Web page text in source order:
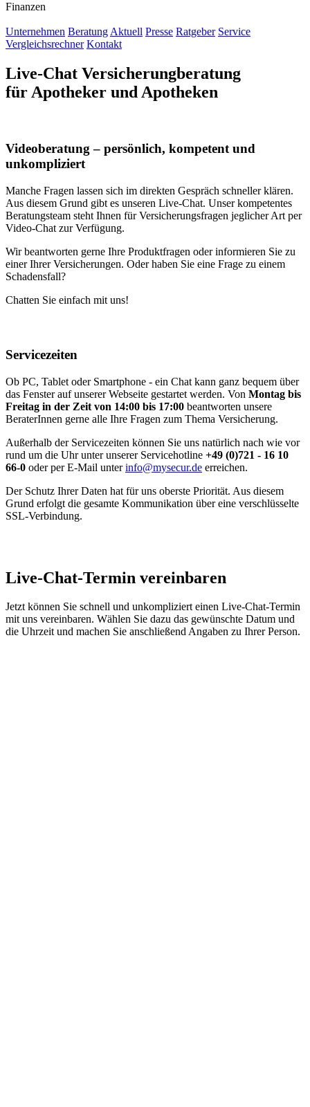
Finanzen
Unternehmen Beratung Aktuell Presse Ratgeber Service
Vergleichsrechner Kontakt
Live-Chat Versicherungberatung
für Apotheker und Apotheken
Videoberatung – persönlich, kompetent und
unkompliziert
Manche Fragen lassen sich im direkten Gespräch schneller klären.
Aus diesem Grund gibt es unseren Live-Chat. Unser kompetentes
Beratungsteam steht Ihnen für Versicherungsfragen jeglicher Art per
Video-Chat zur Verfügung.
Wir beantworten gerne Ihre Produktfragen oder informieren Sie zu
einer Ihrer Versicherungen. Oder haben Sie eine Frage zu einem
Schadensfall?
Chatten Sie einfach mit uns!
Servicezeiten
Ob PC, Tablet oder Smartphone - ein Chat kann ganz bequem über
das Fenster auf unserer Webseite gestartet werden. Von Montag bis
Freitag in der Zeit von 14:00 bis 17:00 beantworten unsere
BeraterInnen gerne alle Ihre Fragen zum Thema Versicherung.
Außerhalb der Servicezeiten können Sie uns natürlich nach wie vor
rund um die Uhr unter unserer Servicehotline +49 (0)721 - 16 10
66-0 oder per E-Mail unterinfo@mysecur.de erreichen.
Der Schutz Ihrer Daten hat für uns oberste Priorität. Aus diesem
Grund erfolgt die gesamte Kommunikation über eine verschlüsselte
SSL-Verbindung.
Live-Chat-Termin vereinbaren
Jetzt können Sie schnell und unkompliziert einen Live-Chat-Termin
mit uns vereinbaren. Wählen Sie dazu das gewünschte Datum und
die Uhrzeit und machen Sie anschließend Angaben zu Ihrer Person.